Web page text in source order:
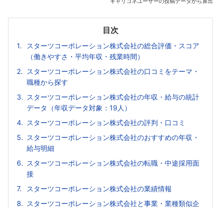
目次
スターツコーポレーション株式会社の総合評価・スコア
（働きやすさ・平均年収・残業時間）
スターツコーポレーション株式会社の口コミをテーマ・
職種から探す
スターツコーポレーション株式会社の年収・給与の統計
データ（年収データ対象：19人）
スターツコーポレーション株式会社の評判・口コミ
スターツコーポレーション株式会社のおすすめの年収・
給与明細
スターツコーポレーション株式会社の転職・中途採用面
接
スターツコーポレーション株式会社の業績情報
スターツコーポレーション株式会社と事業・業種類似企